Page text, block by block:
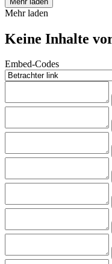
Mehr laden
Keine Inhalte
Embed-Codes